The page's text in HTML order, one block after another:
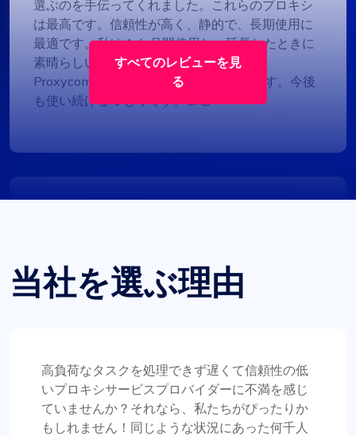
選ぶのを手伝ってくれました。これらのプロキシ
は最高です。信頼性が高く、静的で、長期使用に
最適です。私は 1 か月間使用し、延長したときに
素晴らしい割引を獲得しました。
Proxycompass.com を絶対にお勧めします。今後
も使い続けるつもりです。👍🙂
プロキシサービスにおける卓越した価値
つのプロキシ パッケージを使用しています。1 つ
は静的プロキシ用、もう 1 つはローテーション プ
ロキシ用です。これまでのところ、そのパフォー
マンスには非常に満足しています。
すべてのレビューを見
る
当社を選ぶ理由
高負荷なタスクを処理できず遅くて信頼性の低
いプロキシサービスプロバイダーに不満を感じ
ていませんか？それなら、私たちがぴったりか
もしれません！同じような状況にあった何千人